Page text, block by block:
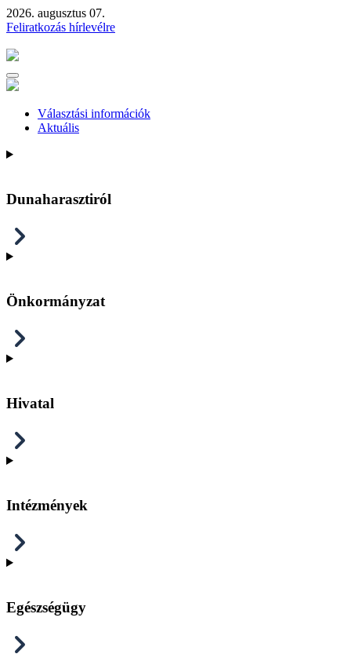
2026. augusztus 07.
Feliratkozás hírlevélre
Választási információk
Aktuális
Dunaharasztiról
Önkormányzat
Hivatal
Intézmények
Egészségügy